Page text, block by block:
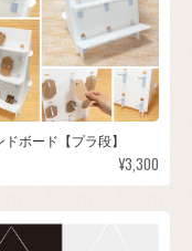
ドボード【プラ段】
¥3,300